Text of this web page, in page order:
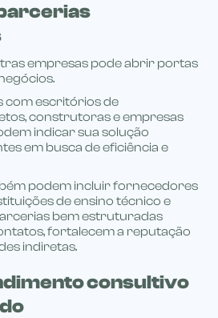
empresas pode abrir portas
com escritórios de
construtoras e empresas
indicar sua solução
em busca de eficiência e
podem incluir fornecedores
de ensino técnico e
bem estruturadas
fortalecem a reputação
indiretas.
consultivo